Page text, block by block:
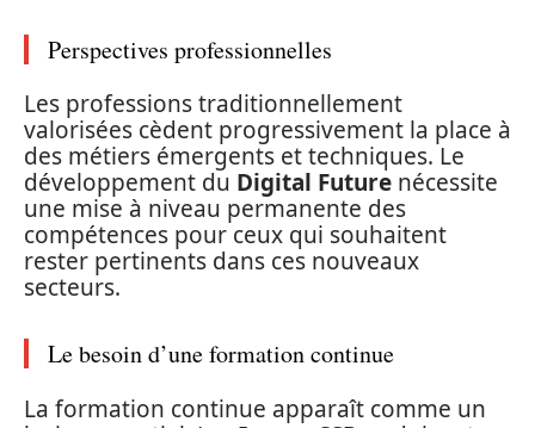
Perspectives professionnelles
Les professions traditionnellement
valorisées cèdent progressivement la place à
des métiers émergents et techniques. Le
développement du Digital Future nécessite
une mise à niveau permanente des
compétences pour ceux qui souhaitent
rester pertinents dans ces nouveaux
secteurs.
Le besoin d’une formation continue
La formation continue apparaît comme un